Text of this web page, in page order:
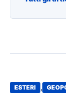
ESTERI ,